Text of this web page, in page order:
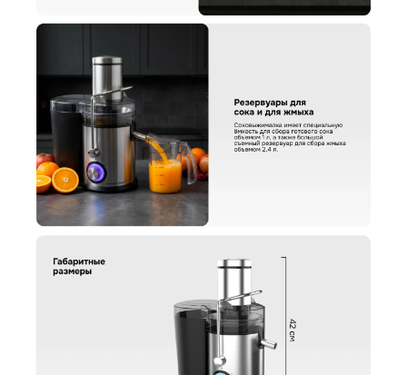
Ваше имя
Ваш номер
Оформить заказ
Отправить отзыв
С условиями "Пользовательского соглашения" ознакомлен